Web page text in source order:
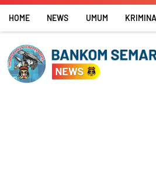
Skip
content
HOME NEWS UMUM